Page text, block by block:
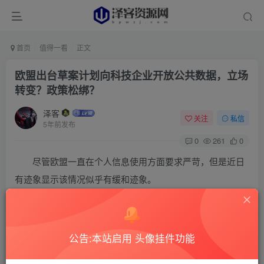
首页 值得一看 正文
欧盟出台草案计划向科技企业开放公共数据，立场
转变？政策松绑？
泽客
5年前发布
关注 私信
0 261 0
尽管欧盟一直在个人信息使用方面要求严苛，但是近日
有迹象显示该情况似乎有缓和迹象。
当地时间 25 日，为了更好地利用欧盟域内数据，
欧盟委员会（下称「欧委会」）发布了《欧洲数据治理条例
（数据治理法）》草案。该草案规定，在欧盟的科技企业仍
可以使用个人数据，科技企业还首次被赋权使用政府和工业
公告:本站启用 头像挂件功能